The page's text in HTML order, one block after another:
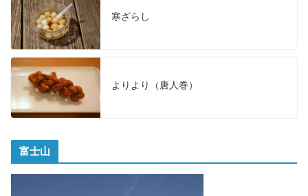
寒ざらし
よりより（唐人巻）
富士山